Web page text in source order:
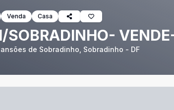
Venda Casa
SOBRADINHO-
de Sobradinho, Sobradinho - DF